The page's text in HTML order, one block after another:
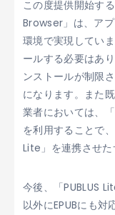
この度提供開始す
Browser」は、ア
環境で実現してい
ールする必要はあ
ンストールが制限
になります。また
業者においては、
を利用することで
Lite」を連携させた
今後、「PUBLUS
以外にEPUBにも